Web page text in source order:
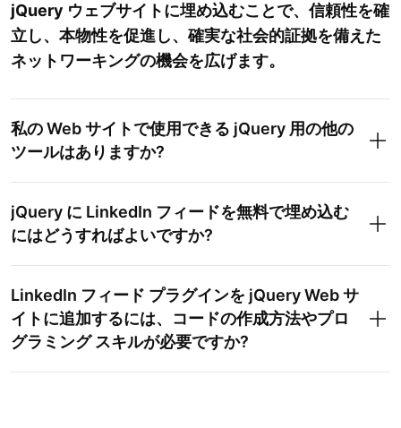
jQuery ウェブサイトに埋め込むことで、信頼性を確
立し、本物性を促進し、確実な社会的証拠を備えた
ネットワーキングの機会を広げます。
私の Web サイトで使用できる jQuery 用の他の
ツールはありますか?
jQuery に LinkedIn フィードを無料で埋め込む
にはどうすればよいですか?
LinkedIn フィード プラグインを jQuery Web サ
イトに追加するには、コードの作成方法やプロ
グラミング スキルが必要ですか?